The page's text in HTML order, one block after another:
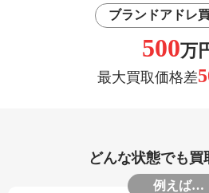
ブランドアドレ
500万
最大買取価格差
どんな状態でも買
例えば…